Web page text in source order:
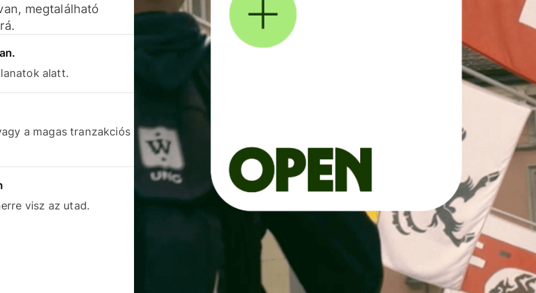
megtalálható
alatt.
a magas tranzakciós
visz az utad.